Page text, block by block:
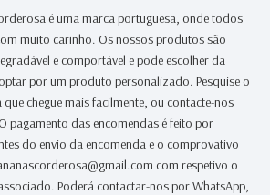
é uma marca portuguesa, onde todos
muito carinho. Os nossos produtos são
e comportável e pode escolher da
por um produto personalizado. Pesquise o
chegue mais facilmente, ou contacte-nos
pagamento das encomendas é feito por
do envio da encomenda e o comprovativo
com respetivo o
Poderá contactar-nos por WhatsApp,